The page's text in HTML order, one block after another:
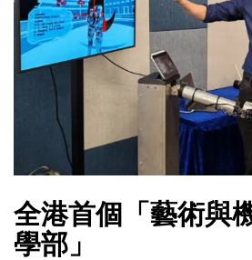
全港首個「藝術與
學部」